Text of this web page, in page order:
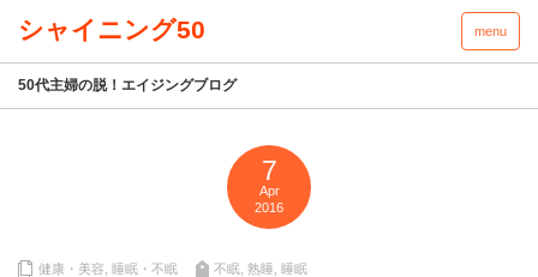
menu
50代主婦の脱！エイジングブログ
7
Apr
2016
健康・美容 睡眠・不眠 不眠 熟睡 睡眠